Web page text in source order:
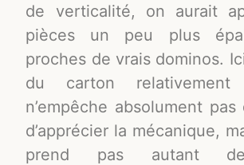
de verticalité, on aurait
pièces un peu plus
proches de vrais dominos.
du carton
n’empêche absolument
d’apprécier la mécanique,
prend pas autant